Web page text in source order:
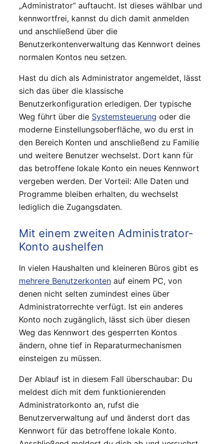
„Administrator“ auftaucht. Ist dieses wählbar und
kennwortfrei, kannst du dich damit anmelden
und anschließend über die
Benutzerkontenverwaltung das Kennwort deines
normalen Kontos neu setzen.
Hast du dich als Administrator angemeldet, lässt
sich das über die klassische
Benutzerkonfiguration erledigen. Der typische
Weg führt über die Systemsteuerung oder die
moderne Einstellungsoberfläche, wo du erst in
den Bereich Konten und anschließend zu Familie
und weitere Benutzer wechselst. Dort kann für
das betroffene lokale Konto ein neues Kennwort
vergeben werden. Der Vorteil: Alle Daten und
Programme bleiben erhalten, du wechselst
lediglich die Zugangsdaten.
Mit einem zweiten Administrator-
Konto aushelfen
In vielen Haushalten und kleineren Büros gibt es
mehrere Benutzerkonten auf einem PC, von
denen nicht selten zumindest eines über
Administratorrechte verfügt. Ist ein anderes
Konto noch zugänglich, lässt sich über diesen
Weg das Kennwort des gesperrten Kontos
ändern, ohne tief in Reparaturmechanismen
einsteigen zu müssen.
Der Ablauf ist in diesem Fall überschaubar: Du
meldest dich mit dem funktionierenden
Administratorkonto an, rufst die
Benutzerverwaltung auf und änderst dort das
Kennwort für das betroffene lokale Konto.